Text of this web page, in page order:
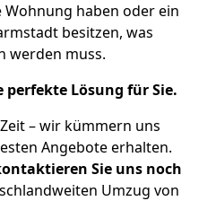
Wohnung haben oder ein
besitzen, was
werden muss.
Lösung für Sie.
– wir kümmern uns
Angebote erhalten.
Sie uns noch
Umzug von